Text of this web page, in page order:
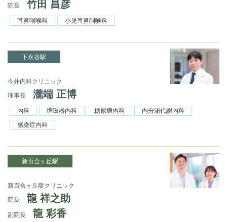
院長
竹田 昌彦
耳鼻咽喉科 小児耳鼻咽喉科
下永谷駅
今井内科クリニック
理事長
瀧端 正博
内科 循環器内科 糖尿病内科
内分泌代謝内科
感染症内科
新百合ヶ丘駅
新百合ヶ丘龍クリニック
院長
龍 祥之助
副院長 龍 彩香